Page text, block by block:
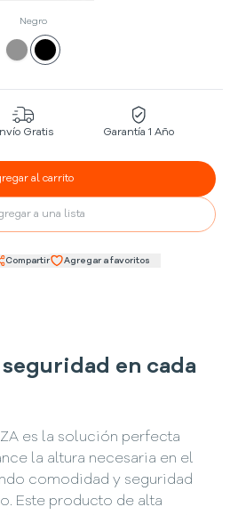
Negro
Gratis Garantía 1 Año
al carrito
a una lista
Compartir Agregar a favoritos
en cada
es la solución perfecta
la altura necesaria en el
comodidad y seguridad
Este producto de alta